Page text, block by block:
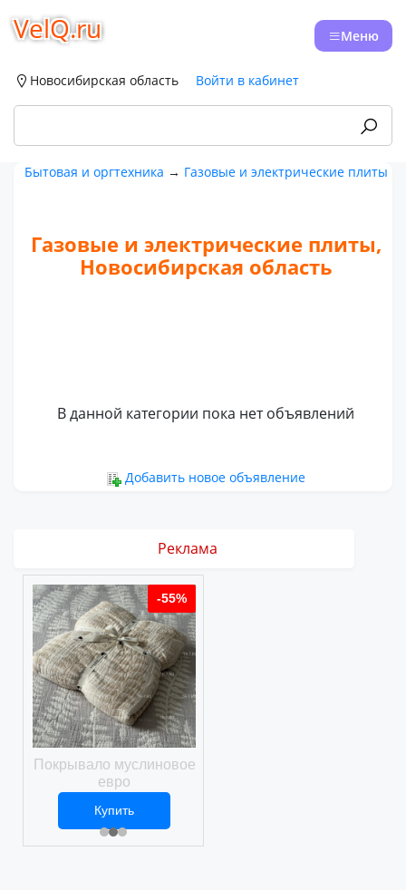
VelQ.ru Меню
Новосибирская область Войти в кабинет
Бытовая и оргтехника → Газовые и электрические плиты
Газовые и электрические плиты,
Новосибирская область
В данной категории пока нет объявлений
Добавить новое объявление
Реклама
-55%
Покрывало муслиновое
евро
2 469 ₽
Купить